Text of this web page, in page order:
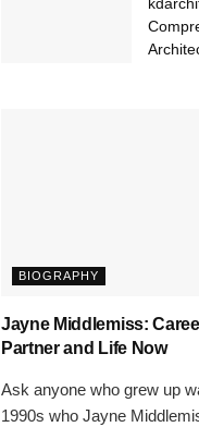
BIOGRAPHY
Jayne Middlemiss:
Partner and Life Now
Ask anyone who grew up
1990s who Jayne